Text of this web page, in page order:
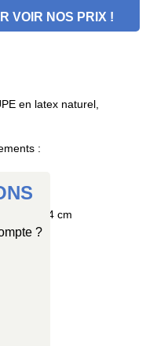
VOIR NOS PRIX !
en latex naturel,
:
Ø 30/34 cm
?